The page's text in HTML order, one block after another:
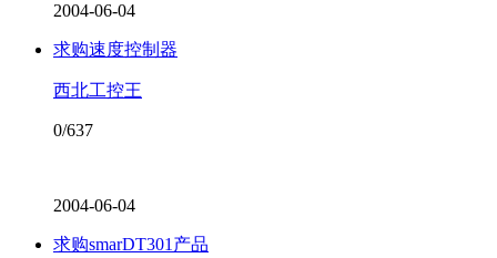
2004-06-04
求购速度控制器
西北工控王
0/637
2004-06-04
求购smarDT301产品